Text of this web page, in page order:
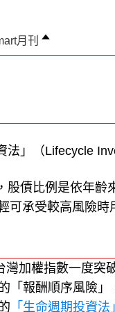
月刊
股債比例是依年齡
灣加權指數一度突
「報酬順序風險